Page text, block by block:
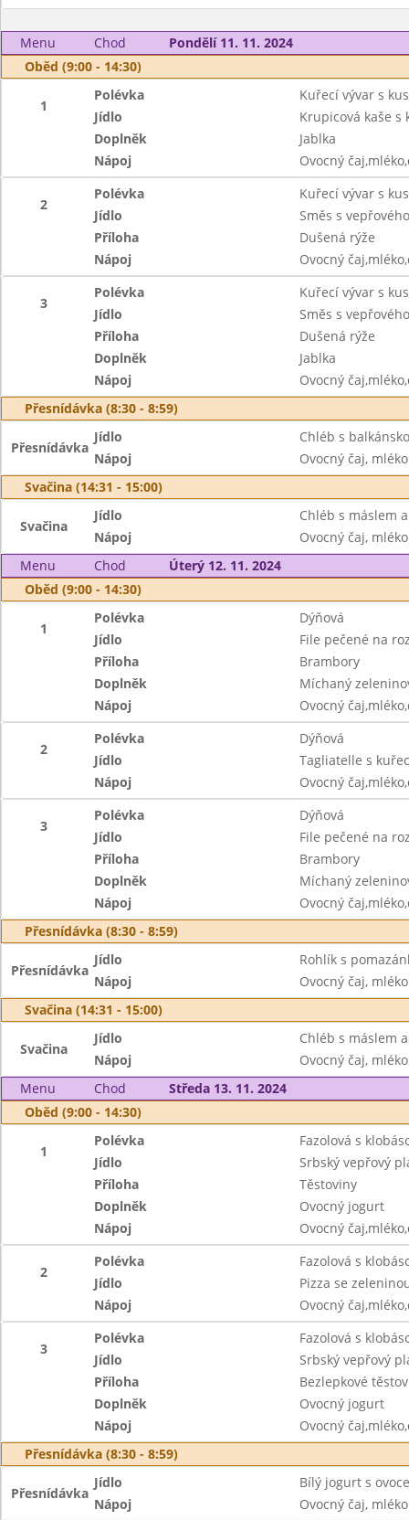
Menu Chod
Pondělí 11. 11. 2024
Oběd (9:00 - 14:30)
1
Polévka
Kuřecí vývar s
Jídlo
Krupicová kaše s
Doplněk
Jablka
Nápoj
Ovocný
2
Polévka
Kuřecí vývar s
Jídlo
Směs s
Příloha
Dušená rýže
Nápoj
Ovocný
3
Polévka
Kuřecí vývar s
Jídlo
Směs s
Příloha
Dušená rýže
Doplněk
Jablka
Nápoj
Ovocný
Přesnídávka (8:30 - 8:59)
Přesnídávka
Jídlo
Chléb s
Nápoj
Ovocný čaj, mléko
Svačina (14:31 - 15:00)
Svačina
Jídlo
Chléb s máslem
Nápoj
Ovocný čaj, mléko
Menu
Chod
Úterý 12. 11. 2024
Oběd (9:00 - 14:30)
1
Polévka
Dýňová
Jídlo
File pečené na
Příloha
Brambory
Doplněk
Míchaný
Nápoj
Ovocný
2
Polévka
Dýňová
Jídlo
Tagliatelle s
Nápoj
Ovocný
3
Polévka
Dýňová
Jídlo
File pečené na
Příloha
Brambory
Doplněk
Míchaný
Nápoj
Ovocný
Přesnídávka (8:30 - 8:59)
Přesnídávka
Jídlo
Rohlík s
Nápoj
Ovocný čaj, mléko
Svačina (14:31 - 15:00)
Svačina
Jídlo
Chléb s máslem
Nápoj
Ovocný čaj, mléko
Menu
Chod
Středa 13. 11. 2024
Oběd (9:00 - 14:30)
1
Polévka
Fazolová s
Jídlo
Srbský vepřový
Příloha
Těstoviny
Doplněk
Ovocný jogurt
Nápoj
Ovocný
2
Polévka
Fazolová s
Jídlo
Pizza se
Nápoj
Ovocný
3
Polévka
Fazolová s
Jídlo
Srbský vepřový
Příloha
Bezlepkové
Doplněk
Ovocný jogurt
Nápoj
Ovocný
Přesnídávka (8:30 - 8:59)
Přesnídávka
Jídlo
Bílý jogurt s
Nápoj
Ovocný čaj, mléko